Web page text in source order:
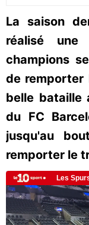
La saison
réalisé une
champions
de remporter
belle bataille
du FC
jusqu'au
remporter le